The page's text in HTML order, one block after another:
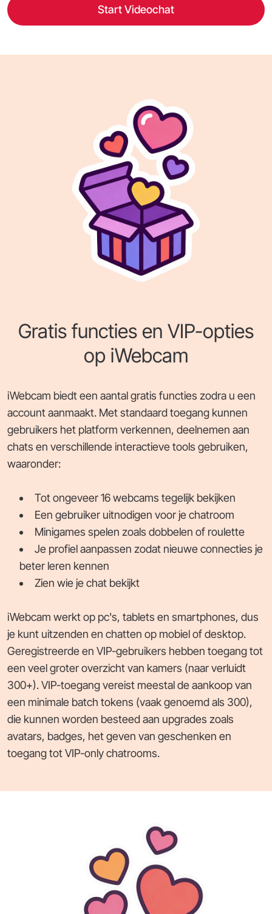
Start Videochat
Gratis functies en VIP-opties
op iWebcam
iWebcam biedt een aantal gratis functies zodra u een
account aanmaakt. Met standaard toegang kunnen
gebruikers het platform verkennen, deelnemen aan
chats en verschillende interactieve tools gebruiken,
waaronder:
Tot ongeveer 16 webcams tegelijk bekijken
Een gebruiker uitnodigen voor je chatroom
Minigames spelen zoals dobbelen of roulette
Je profiel aanpassen zodat nieuwe connecties je
beter leren kennen
Zien wie je chat bekijkt
iWebcam werkt op pc's, tablets en smartphones, dus
je kunt uitzenden en chatten op mobiel of desktop.
Geregistreerde en VIP-gebruikers hebben toegang tot
een veel groter overzicht van kamers (naar verluidt
300+). VIP-toegang vereist meestal de aankoop van
een minimale batch tokens (vaak genoemd als 300),
die kunnen worden besteed aan upgrades zoals
avatars, badges, het geven van geschenken en
toegang tot VIP-only chatrooms.